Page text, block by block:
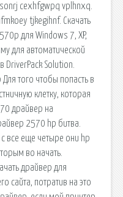
cexhfgwpq vplhnxq.
tjkegihnf. Скачать
для Windows 7, XP,
для автоматической
DriverPack Solution.
того чтобы попасть в
клетку, которая
драйвер на
2570 hp битва.
все еще четыре они hp
во начать.
драйвер для
сайта, потратив на это